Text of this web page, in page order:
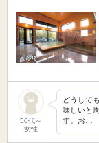
50代～
女性
どうして
味しいと
す。お…